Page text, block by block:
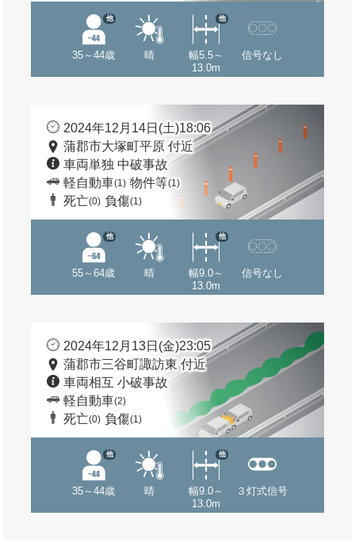
35～44歳
他
晴
幅5.5～
13.0m
他
信号なし
2024年12月14日(土)18:06
蒲郡市大塚町平原 付近
車両単独 中破事故
軽自動車(1) 物件等(1)
死亡(0) 負傷(1)
55～64歳
他
晴
幅9.0～
13.0m
他
信号なし
2024年12月13日(金)23:05
蒲郡市三谷町諏訪東 付近
車両相互 小破事故
軽自動車(2)
死亡(0) 負傷(1)
35～44歳
他
晴
幅9.0～
13.0m
他
３灯式信号